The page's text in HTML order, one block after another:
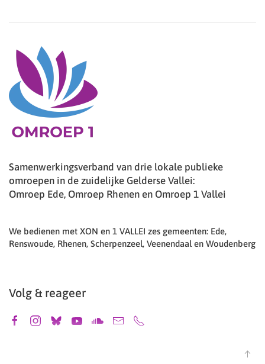
Samenwerkingsverband van drie lokale publieke
omroepen in de zuidelijke Gelderse Vallei:
Omroep Ede, Omroep Rhenen en Omroep 1 Vallei
We bedienen met XON en 1 VALLEI zes gemeenten: Ede,
Renswoude, Rhenen, Scherpenzeel, Veenendaal en Woudenberg
Volg & reageer